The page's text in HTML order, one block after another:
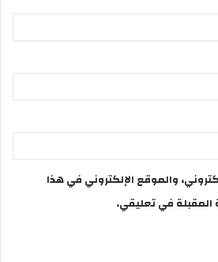
والموقع الإلكتروني في هذا
المقبلة في تعليقي.